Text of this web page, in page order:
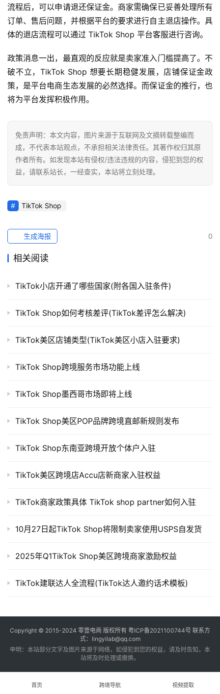
跨
境
百
科
社
媒
营
销
跨
导
航
流程后，可以申请退还保证金。商家需确保已妥善处理所有
订单、售后问题，并根据平台的要求进行自主退店操作。具
体的退店流程可以通过 TikTok Shop 平台客服进行咨询。
政策消息一出，最直观的反应就是卖家准入门槛提高了。不
破不立，TikTok Shop 想要长期稳健发展，店铺保证金政
策，是平台电商生态发展的必然选择。而保证金的推行，也
将为平台发挥积极作用。
免责声明：本文内容，图片来源于互联网及文摘转载整编而
成，不代表本站观点，不承担相关法律责任。其著作权归其原
作者所有。如发现本站有侵权/违法违规的内容，侵犯到您的权
益，请联系站长，一经查实，本站将立刻处理。
TikTok Shop
0
生成海报
相关阅读
TikTok小店开通了哪些国家(附各国入驻条件)
TikTok Shop如何考核差评(TikTok差评怎么解决)
TikTok美区店铺类型(TikTok美区小店入驻要求)
TikTok Shop跨境服务市场功能上线
TikTok Shop墨西哥市场即将上线
TikTok Shop美区POP品牌跨境直邮新规则发布
TikTok Shop东南亚跨境开放个体户入驻
TikTok美区跨境店Accu店新商家入驻权益
TikTok商家政策具体 TikTok shop partner如何入驻
10月27日起TikTok Shop将限制卖家使用USPS自发货
2025年Q1TikTok Shop美区跨境商家激励权益
TikTok建联达人全流程(TikTok达人邀约话术模板)
Copyright © 2015-2024 零壹电商 版权所有 粤ICP备2021100744号 联系方
式：lingyilab@qq.com
申明：本站部分文字及图片来源于网络，如侵犯到您的权益，请及时告知，本
站将及时处理或撤换。
首页 跨境导航 视频提取